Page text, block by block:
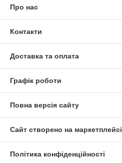
Про нас
Контакти
Доставка та оплата
Графік роботи
Повна версія сайту
Сайт створено на маркетплейсі
Політика конфіденційності